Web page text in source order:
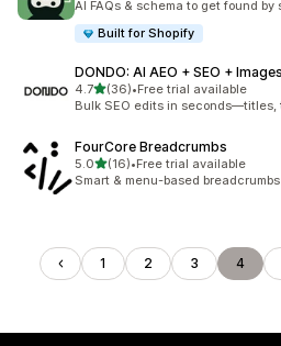
AI FAQs & schema to get found by
Built for Shopify
DONDO: AI AEO + SEO + Images
4.7별 5개 중
(36)
총 리뷰 36개
•Free trial available
Bulk SEO edits in seconds—titles,
FourCore Breadcrumbs
5.0별 5개 중
(16)
총 리뷰 16개
•Free trial available
Smart & menu-based
1 2 3 4